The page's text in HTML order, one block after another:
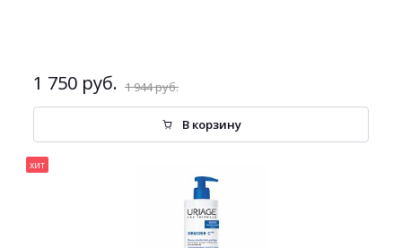
1 750 руб. 1 944 руб.
В корзину
хит